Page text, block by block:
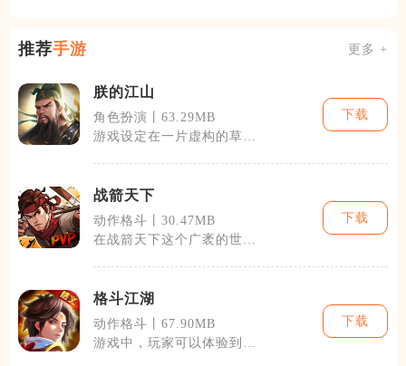
推荐手游 更多 +
朕的江山
角色扮演丨63.29MB
游戏设定在一片虚构的草创
下载
战箭天下
动作格斗丨30.47MB
在战箭天下这个广袤的世界
下载
格斗江湖
动作格斗丨67.90MB
游戏中，玩家可以体验到丰
下载